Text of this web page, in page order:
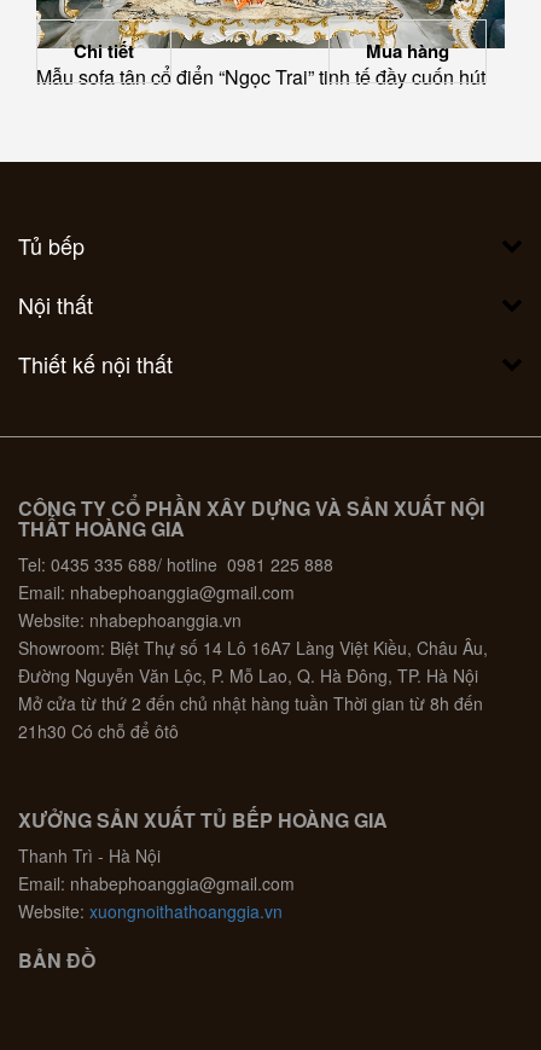
Mẫu sofa tân cổ điển “Ngọc Trai” tinh tế đầy cuốn hút
Chi tiết Mua hàng
Tủ bếp
Nội thất
Thiết kế nội thất
CÔNG TY CỔ PHẦN XÂY DỰNG VÀ SẢN XUẤT NỘI
THẤT HOÀNG GIA
Tel: 0435 335 688/ hotline 0981 225 888
Email: nhabephoanggia@gmail.com
Website: nhabephoanggia.vn
Showroom: Biệt Thự số 14 Lô 16A7 Làng Việt Kiều, Châu Âu,
Đường Nguyễn Văn Lộc, P. Mỗ Lao, Q. Hà Đông, TP. Hà Nội
Mở cửa từ thứ 2 đến chủ nhật hàng tuần Thời gian từ 8h đến
21h30 Có chỗ để ôtô
XƯỞNG SẢN XUẤT TỦ BẾP HOÀNG GIA
Thanh Trì - Hà Nội
Email: nhabephoanggia@gmail.com
Website: xuongnoithathoanggia.vn
BẢN ĐỒ